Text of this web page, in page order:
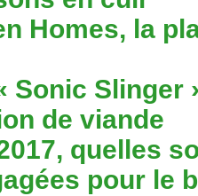
Homes, la
Sonic Slinger
de viande
quelles
pour le